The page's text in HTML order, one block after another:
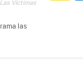
Víctimas
las